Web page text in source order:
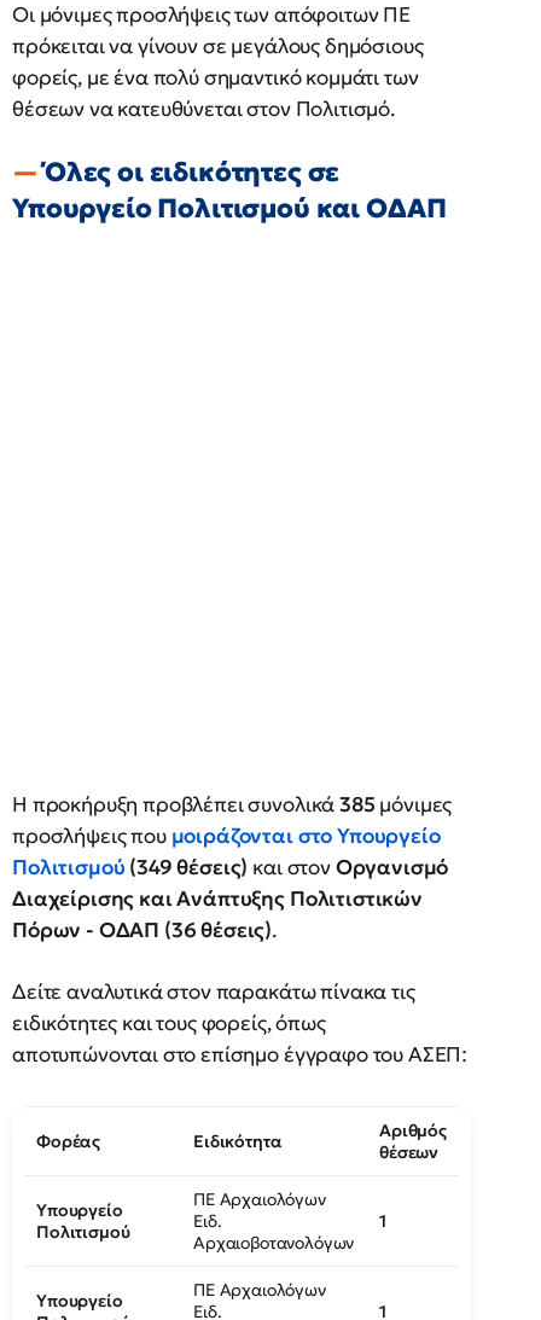
Οι μόνιμες προσλήψεις των απόφοιτων ΠΕ
πρόκειται να γίνουν σε μεγάλους δημόσιους
φορείς, με ένα πολύ σημαντικό κομμάτι των
θέσεων να κατευθύνεται στον Πολιτισμό.
Όλες οι ειδικότητες σε
Υπουργείο Πολιτισμού και ΟΔΑΠ
Η προκήρυξη προβλέπει συνολικά385 μόνιμες
προσλήψεις που μοιράζονται στο Υπουργείο
Πολιτισμού (349 θέσεις) και στονΟργανισμό
Διαχείρισης και Ανάπτυξης Πολιτιστικών
Πόρων - ΟΔΑΠ (36 θέσεις).
Δείτε αναλυτικά στον παρακάτω πίνακα τις
ειδικότητες και τους φορείς, όπως
αποτυπώνονται στο επίσημο έγγραφο του ΑΣΕΠ:
Φορέας Ειδικότητα
Αριθμός
θέσεων
Υπουργείο
Πολιτισμού
ΠΕ Αρχαιολόγων
Ειδ.
Αρχαιοβοτανολόγων
1
Υπουργείο
ΠΕ Αρχαιολόγων
Ειδ.
1